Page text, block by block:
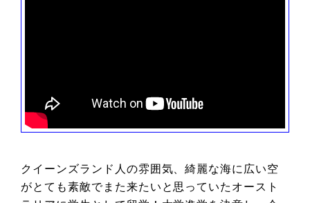
クイーンズランド人の雰囲気、綺麗な海に広い空
がとても素敵でまた来たいと思っていたオースト